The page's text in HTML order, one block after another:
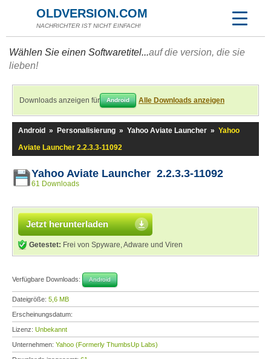
OLDVERSION.COM
NACHRICHTER IST NICHT EINFACH!
Wählen Sie einen Softwaretitel...auf die version, die sie
lieben!
Downloads anzeigen für Android Alle Downloads anzeigen
Android » Personalisierung » Yahoo Aviate Launcher » Yahoo
Aviate Launcher 2.2.3.3-11092
Yahoo Aviate Launcher 2.2.3.3-11092
61 Downloads
Jetzt herunterladen
Getestet: Frei von Spyware, Adware und Viren
Verfügbare Downloads: Android
Dateigröße: 5,6 MB
Erscheinungsdatum:
Lizenz: Unbekannt
Unternehmen: Yahoo (Formerly ThumbsUp Labs)